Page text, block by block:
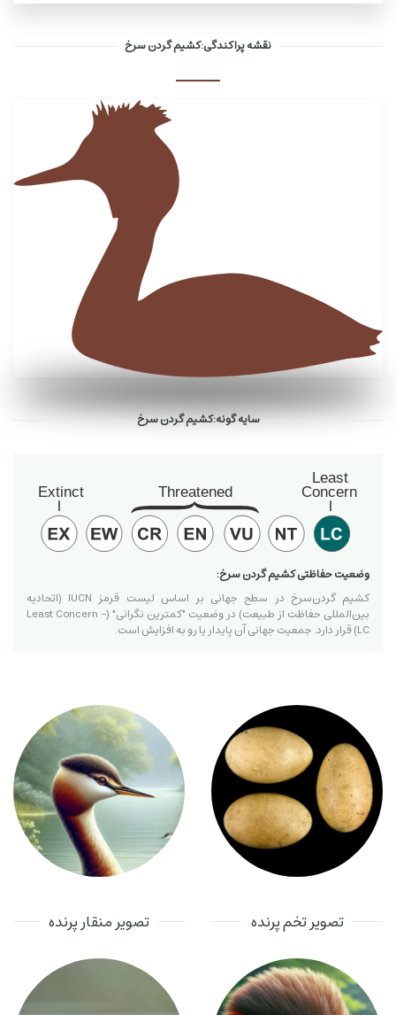
نقشه پراکندگی:کشیم گردن سرخ
سایه گونه:کشیم گردن سرخ
وضعیت حفاظتی کشیم گردن سرخ:
کشیم گردن‌سرخ در سطح جهانی بر اساس لیست قرمز IUCN (اتحادیه
بین‌المللی حفاظت از طبیعت) در وضعیت "کمترین نگرانی" (Least Concern -
LC) قرار دارد. جمعیت جهانی آن پایدار یا رو به افزایش است.
تصویر تخم پرنده تصویر منقار پرنده